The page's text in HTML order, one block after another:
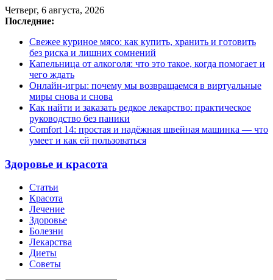
Четверг, 6 августа, 2026
Последние:
Свежее куриное мясо: как купить, хранить и готовить
без риска и лишних сомнений
Капельница от алкоголя: что это такое, когда помогает и
чего ждать
Онлайн-игры: почему мы возвращаемся в виртуальные
миры снова и снова
Как найти и заказать редкое лекарство: практическое
руководство без паники
Comfort 14: простая и надёжная швейная машинка — что
умеет и как ей пользоваться
Здоровье и красота
Статьи
Красота
Лечение
Здоровье
Болезни
Лекарства
Диеты
Советы